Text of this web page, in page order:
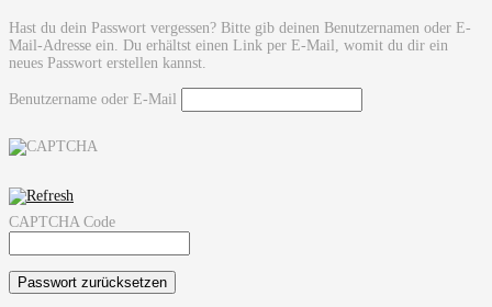
Hast du dein Passwort vergessen? Bitte gib deinen Benutzernamen oder E-
Mail-Adresse ein. Du erhältst einen Link per E-Mail, womit du dir ein
neues Passwort erstellen kannst.
Benutzername oder E-Mail
CAPTCHA Code
Passwort zurücksetzen